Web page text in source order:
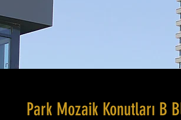
Park Mozaik Konutları B